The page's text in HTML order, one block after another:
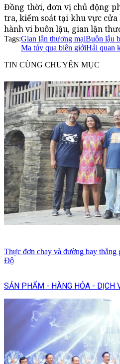
Đồng thời, đơn vị chủ động
tra, kiểm soát tại khu vực
hành vi buôn lậu, gian lận
Tags:Gian lận thương mạiBuôn lậu
Ma túy qua biên giớiHải quan
TIN CÙNG CHUYÊN MỤC
Thực đơn chay và đường bay
Độ
SẢN PHẨM - HÀNG HÓA - DỊCH